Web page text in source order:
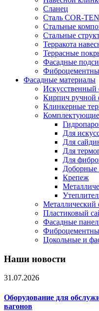
Сланец
Сталь COR-TEN
Стальные
Стальные
Терракота
Террасные
Фасадные
Фасадные материалы
Кирпич ручной
Клинкерные
Комплектующие
Для
Для
Для
Для
Доборные
Крепеж
Металлический
Пластиковый
Фасадные
Цокольные и
Наши новости
31.07.2026
Оборудование для
вагонов